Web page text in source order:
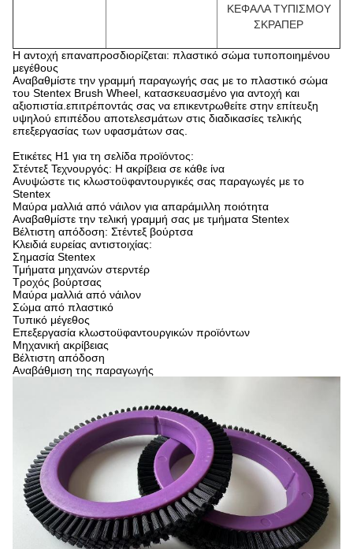
ΚΕΦΑΛΑ ΤΥΠΙΣΜΟΥ
ΣΚΡΑΠΕΡ
Η αντοχή επαναπροσδιορίζεται: πλαστικό σώμα τυποποιημένου
μεγέθους
Αναβαθμίστε την γραμμή παραγωγής σας με το πλαστικό σώμα
του Stentex Brush Wheel, κατασκευασμένο για αντοχή και
αξιοπιστία.επιτρέποντάς σας να επικεντρωθείτε στην επίτευξη
υψηλού επιπέδου αποτελεσμάτων στις διαδικασίες τελικής
επεξεργασίας των υφασμάτων σας.
Ετικέτες H1 για τη σελίδα προϊόντος:
Στέντεξ Τεχνουργός: Η ακρίβεια σε κάθε ίνα
Ανυψώστε τις κλωστοϋφαντουργικές σας παραγωγές με το
Stentex
Μαύρα μαλλιά από νάιλον για απαράμιλλη ποιότητα
Αναβαθμίστε την τελική γραμμή σας με τμήματα Stentex
Βέλτιστη απόδοση: Στέντεξ βούρτσα
Κλειδιά ευρείας αντιστοιχίας:
Σημασία Stentex
Τμήματα μηχανών στερντέρ
Τροχός βούρτσας
Μαύρα μαλλιά από νάιλον
Σώμα από πλαστικό
Τυπικό μέγεθος
Επεξεργασία κλωστοϋφαντουργικών προϊόντων
Μηχανική ακρίβειας
Βέλτιστη απόδοση
Αναβάθμιση της παραγωγής